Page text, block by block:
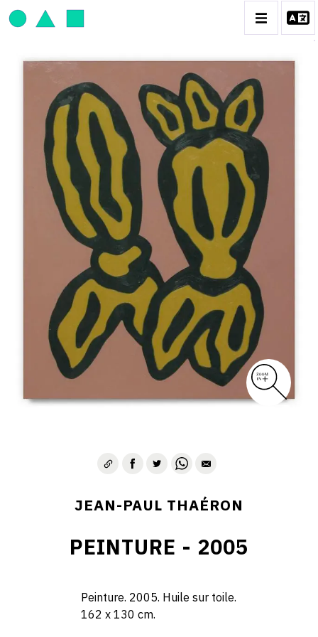
JEAN-PAUL THAÉRON
BIOGRAPHIE
CATALOGUE DES OEUVRES
OBJET / SIGNE
PEINTURE
SCULPTURE
CONTACT
JEAN-PAUL THAÉRON
PEINTURE - 2005
Peinture. 2005. Huile sur toile.
162 x 130 cm.